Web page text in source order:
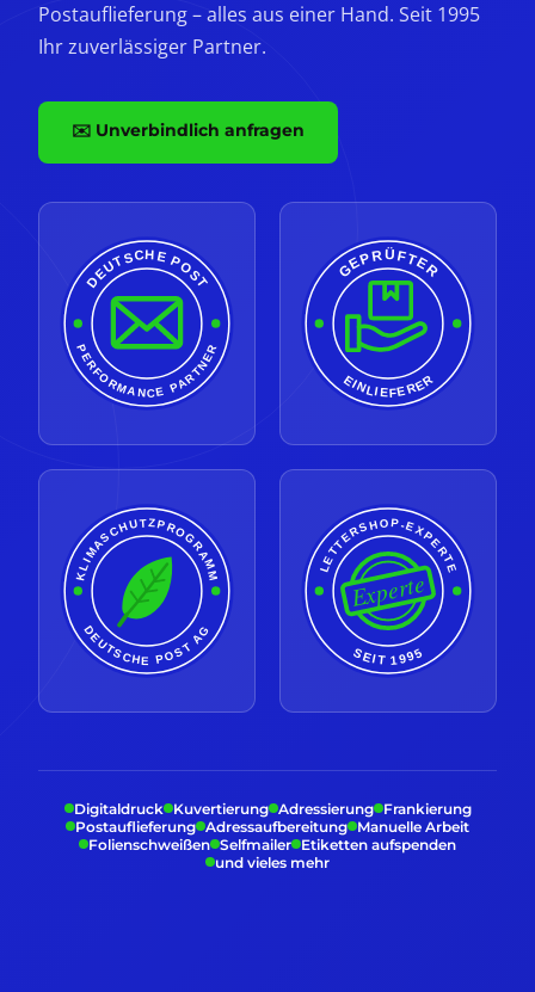
Postauflieferung – alles aus einer Hand. Seit 1995
Ihr zuverlässiger Partner.
✉️ Unverbindlich anfragen
DEUTSCHE POST
PERFORMANCE PARTNER
GEPRÜFTER
EINLIEFERER
KLIMASCHUTZPROGRAMM
DEUTSCHE POST AG
LETTERSHOP-EXPERTE
SEIT 1995
Experte
Digitaldruck Kuvertierung Adressierung Frankierung
Postauflieferung Adressaufbereitung Manuelle Arbeit
Folienschweißen Selfmailer Etiketten aufspenden
und vieles mehr